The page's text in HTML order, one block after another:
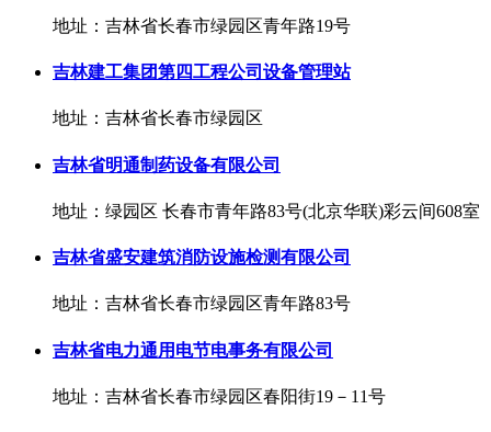
地址：吉林省长春市绿园区青年路19号
吉林建工集团第四工程公司设备管理站
地址：吉林省长春市绿园区
吉林省明通制药设备有限公司
地址：绿园区 长春市青年路83号(北京华联)彩云间608室
吉林省盛安建筑消防设施检测有限公司
地址：吉林省长春市绿园区青年路83号
吉林省电力通用电节电事务有限公司
地址：吉林省长春市绿园区春阳街19－11号